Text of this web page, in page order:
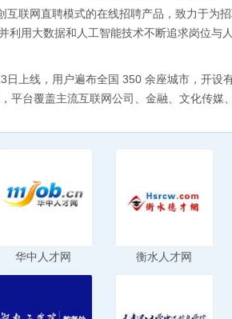
互联网直聘模式的在线招聘产品，致力于为
利用大数据和人工智能技术不断追求岗位与
日上线，用户遍布全国 350 余座城市，开设
平台覆盖主流互联网公司、金融、文化传媒
华中人才网 衡水人才网